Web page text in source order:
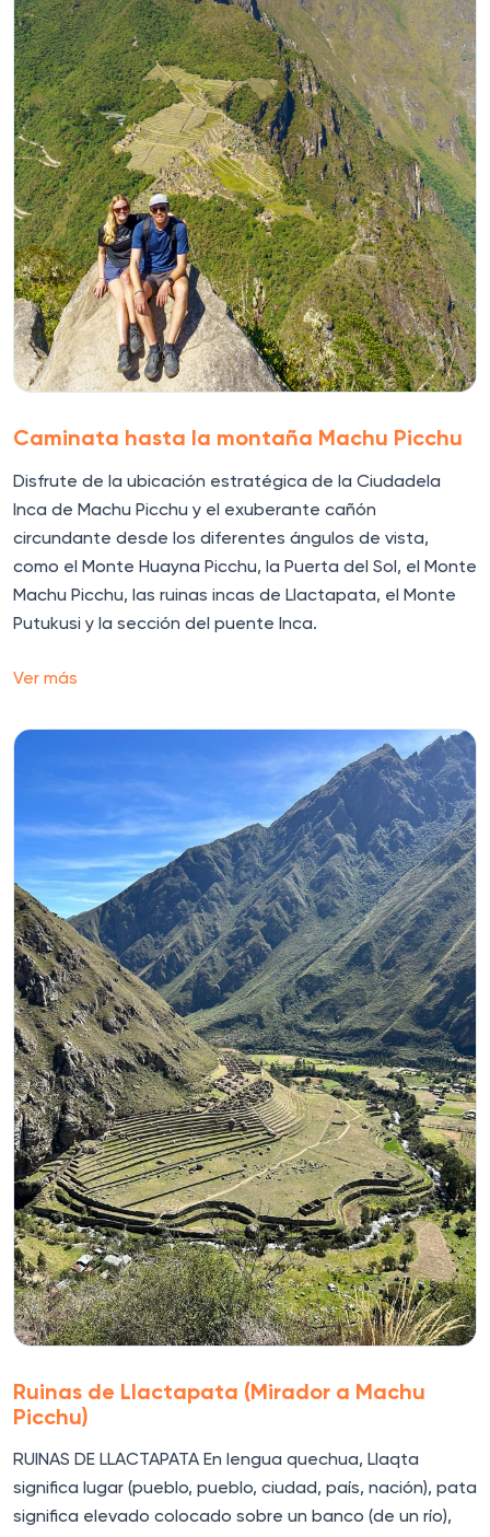
Caminata hasta la montaña Machu Picchu
Disfrute de la ubicación estratégica de la Ciudadela
Inca de Machu Picchu y el exuberante cañón
circundante desde los diferentes ángulos de vista,
como el Monte Huayna Picchu, la Puerta del Sol, el Monte
Machu Picchu, las ruinas incas de Llactapata, el Monte
Putukusi y la sección del puente Inca.
Ver más
Ruinas de Llactapata (Mirador a Machu
Picchu)
RUINAS DE LLACTAPATA En lengua quechua, Llaqta
significa lugar (pueblo, pueblo, ciudad, país, nación), pata
significa elevado colocado sobre un banco (de un río),